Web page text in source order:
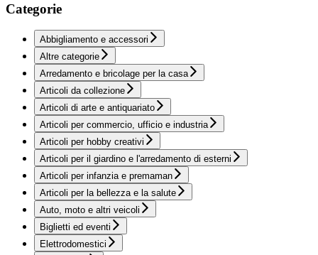
Categorie
Abbigliamento e accessori
Altre categorie
Arredamento e bricolage per la casa
Articoli da collezione
Articoli di arte e antiquariato
Articoli per commercio, ufficio e industria
Articoli per hobby creativi
Articoli per il giardino e l'arredamento di esterni
Articoli per infanzia e premaman
Articoli per la bellezza e la salute
Auto, moto e altri veicoli
Biglietti ed eventi
Elettrodomestici